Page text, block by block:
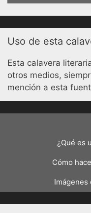
Uso de esta
Esta calavera
otros medios,
mención a esta
¿Qué es
Cómo
Imágenes